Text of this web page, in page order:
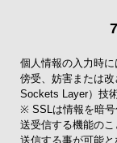
個人情報の入力時
傍受、妨害または
Sockets Layer）技
※ SSLは情報を暗号
送受信する機能の
送信する事が可能と